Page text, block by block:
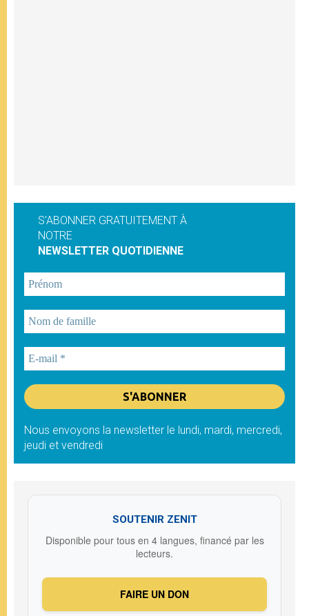
S'ABONNER GRATUITEMENT À
NOTRE
NEWSLETTER QUOTIDIENNE
Nous envoyons la newsletter le lundi, mardi, mercredi,
jeudi et vendredi
SOUTENIR ZENIT
Disponible pour tous en 4 langues, financé par les
lecteurs.
FAIRE UN DON